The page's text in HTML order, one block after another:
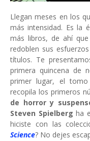
Llegan meses en los
más intensidad. Es la
más libros, de ahí
redoblen sus
títulos. Te
primera quincena de
primer lugar, el tomo
recopila los primeros
de horror y
Steven Spielberg ha
hiciste con las
Science? No dejes